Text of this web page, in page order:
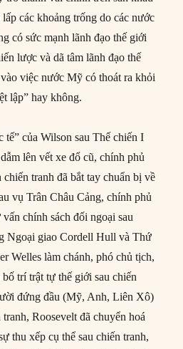
các khoảng trống do các nước
có sức mạnh lãnh đạo thế giới
lược và dã tâm lãnh đạo thế
việc nước Mỹ có thoát ra khỏi
lập” hay không.
tế” của Wilson sau Thế chiến I
lên vết xe đổ cũ, chính phủ
tranh đã bắt tay chuẩn bị về
vụ Trân Châu Cảng, chính phủ
chính sách đối ngoại sau
Ngoại giao Cordell Hull và Thứ
Welles làm chánh, phó chủ tịch,
trí trật tự thế giới sau chiến
đứng đầu (Mỹ, Anh, Liên Xô)
Roosevelt đã chuyển hoá
thu xếp cụ thể sau chiến tranh,